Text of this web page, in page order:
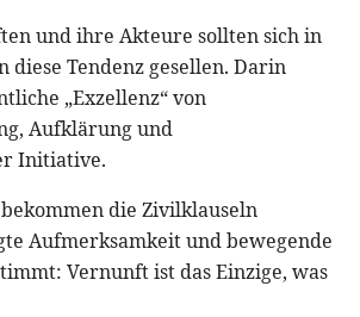
und ihre Akteure sollten sich in
diese Tendenz gesellen. Darin
„Exzellenz“ von
Aufklärung und
Initiative.
die Zivilklauseln
Aufmerksamkeit und bewegende
Vernunft ist das Einzige, was